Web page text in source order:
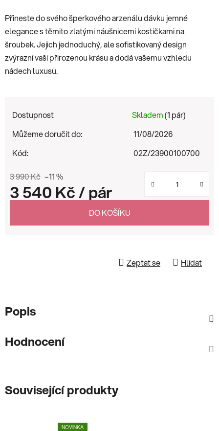
Přineste do svého šperkového arzenálu dávku jemné
elegance s těmito zlatými náušnicemi kostičkami na
šroubek. Jejich jednoduchý, ale sofistikovaný design
zvýrazní vaši přirozenou krásu a dodá vašemu vzhledu
nádech luxusu.
Dostupnost Skladem(1 pár)
Můžeme doručit do:
11/08/2026
Kód:
02Z/23900100700
3 990 Kč –11 %
3 540 Kč/ pár
DO KOŠÍKU
Zeptat se Hlídat
Popis
Hodnocení
Související produkty
NOVINKA